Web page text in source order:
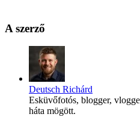
A szerző
Deutsch Richárd
Esküvőfotós, blogger,
háta mögött.